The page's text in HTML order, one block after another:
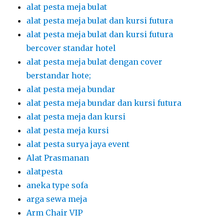
alat pesta meja bulat
alat pesta meja bulat dan kursi futura
alat pesta meja bulat dan kursi futura
bercover standar hotel
alat pesta meja bulat dengan cover
berstandar hote;
alat pesta meja bundar
alat pesta meja bundar dan kursi futura
alat pesta meja dan kursi
alat pesta meja kursi
alat pesta surya jaya event
Alat Prasmanan
alatpesta
aneka type sofa
arga sewa meja
Arm Chair VIP